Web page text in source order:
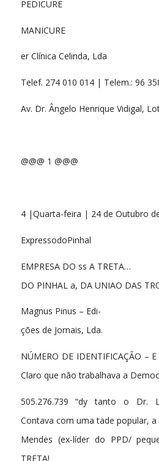
PEDICURE
MANICURE
er Clínica Celinda, Lda
Telef. 274 010 014 | Telem.: 96
Av. Dr. Ângelo Henrique Vidigal,
@@@ 1 @@@
4 |Quarta-feira | 24 de Outubro
ExpressodoPinhal
EMPRESA DO ss A TRETA…
DO PINHAL a, DA UNIAO DAS
Magnus Pinus – Edi-
ções de Jornais, Lda.
NÚMERO DE IDENTIFICAÇÃO –
Claro que não trabalhava a
505.276.739 “dy tanto o Dr.
Contava com uma tade popular, a
Mendes (ex-líder do PPD/
TRETA!